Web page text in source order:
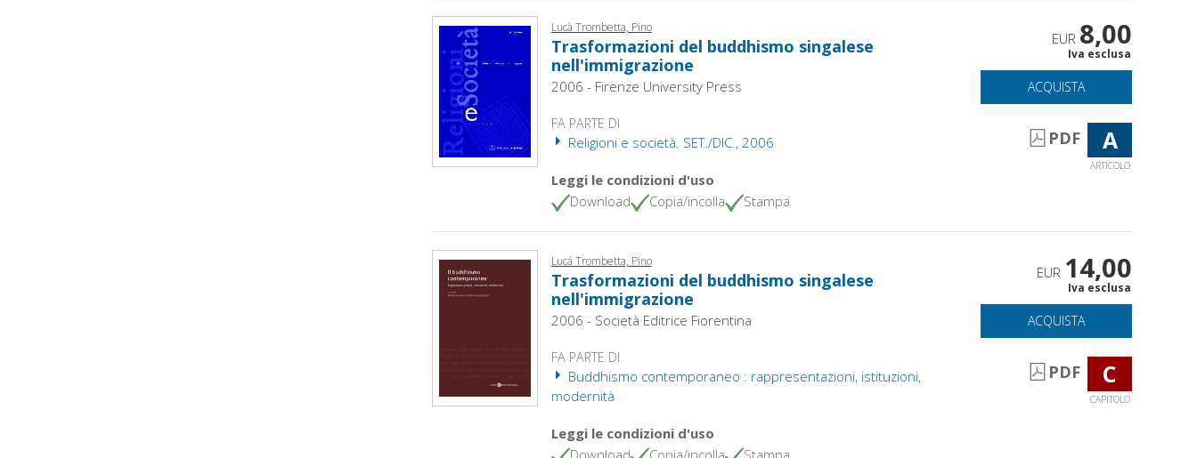
Lucà Trombetta, Pino
Trasformazioni del buddhismo singalese
nell'immigrazione
2006 - Firenze University Press
FA PARTE DI
Religioni e società. SET./DIC., 2006
Leggi le condizioni d'uso
Download
Copia/incolla Stampa
EUR 8,00
Iva esclusa
ACQUISTA
PDF A
ARTICOLO
Lucá Trombetta, Pino
Trasformazioni del buddhismo singalese
nell'immigrazione
2006 - Società Editrice Fiorentina
FA PARTE DI
Buddhismo contemporaneo : rappresentazioni, istituzioni,
modernità
Leggi le condizioni d'uso
Download
Copia/incolla Stampa
EUR 14,00
Iva esclusa
ACQUISTA
PDF C
CAPITOLO